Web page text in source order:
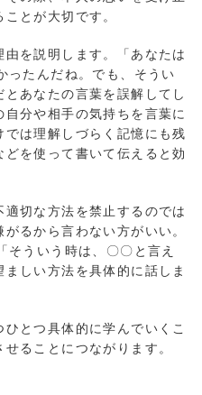
とが大切です。
を説明します。「あなたは
ったんだね。でも、そうい
あなたの言葉を誤解してし
分や相手の気持ちを言葉に
は理解しづらく記憶にも残
を使って書いて伝えると効
切な方法を禁止するのでは
るから言わない方がいい。
ういう時は、〇〇と言え
しい方法を具体的に話しま
とつ具体的に学んでいくこ
ることにつながります。